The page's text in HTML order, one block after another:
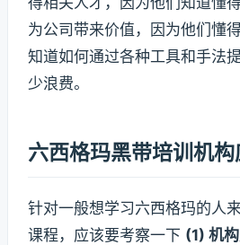
为公司带来价值，因为他们懂
知道如何通过各种工具和手法
少浪费。
六西格玛黑带培训机构
针对一般想学习六西格玛的人
课程，应该要考察一下 (1) 机